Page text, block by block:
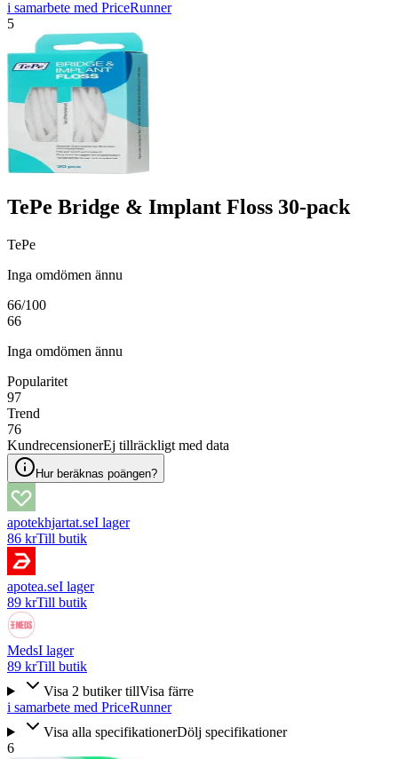
i samarbete med PriceRunner
5
TePe Bridge & Implant Floss 30-pack
TePe
Inga omdömen ännu
66/100
66
Inga omdömen ännu
Popularitet
97
Trend
76
KundrecensionerEj tillräckligt med data
Hur beräknas poängen?
apotekhjartat.seI lager
86 krTill butik
apotea.seI lager
89 krTill butik
MedsI lager
89 krTill butik
Visa 2 butiker tillVisa färre
i samarbete med PriceRunner
Visa alla specifikationerDölj specifikationer
6